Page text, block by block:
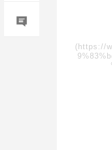
(https://